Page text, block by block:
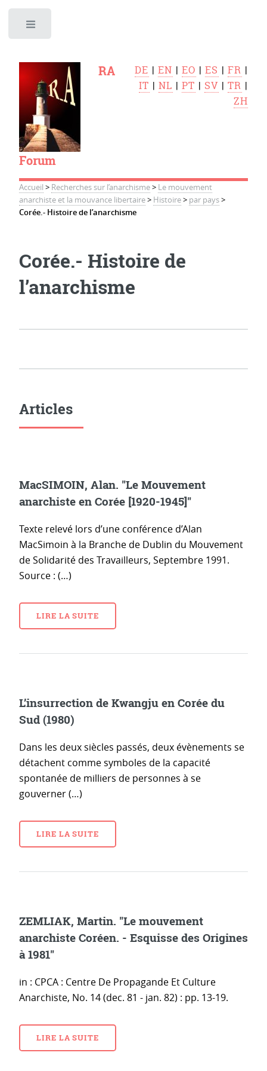
RA
Forum
DE |EN |EO |ES |FR |
IT |NL |PT | SV |TR |
ZH
Accueil > Recherches sur l’anarchisme> Le mouvement
anarchiste et la mouvance libertaire> Histoire> par pays>
Corée.- Histoire de l’anarchisme
Corée.- Histoire de
l’anarchisme
Articles
MacSIMOIN, Alan. "Le Mouvement
anarchiste en Corée [1920-1945]"
Texte relevé lors d’une conférence d’Alan
MacSimoin à la Branche de Dublin du Mouvement
de Solidarité des Travailleurs, Septembre 1991.
Source : (…)
LIRE LA SUITE
L’insurrection de Kwangju en Corée du
Sud (1980)
Dans les deux siècles passés, deux évènements se
détachent comme symboles de la capacité
spontanée de milliers de personnes à se
gouverner (…)
LIRE LA SUITE
ZEMLIAK, Martin. "Le mouvement
anarchiste Coréen. - Esquisse des Origines
à 1981"
in : CPCA : Centre De Propagande Et Culture
Anarchiste, No. 14 (dec. 81 - jan. 82) : pp. 13-19.
LIRE LA SUITE